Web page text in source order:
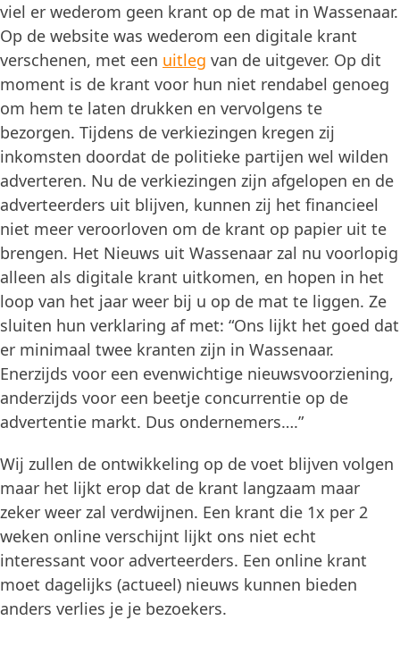
viel er wederom geen krant op de mat in Wassenaar.
Op de website was wederom een digitale krant
verschenen, met een uitleg van de uitgever. Op dit
moment is de krant voor hun niet rendabel genoeg
om hem te laten drukken en vervolgens te
bezorgen. Tijdens de verkiezingen kregen zij
inkomsten doordat de politieke partijen wel wilden
adverteren. Nu de verkiezingen zijn afgelopen en de
adverteerders uit blijven, kunnen zij het financieel
niet meer veroorloven om de krant op papier uit te
brengen. Het Nieuws uit Wassenaar zal nu voorlopig
alleen als digitale krant uitkomen, en hopen in het
loop van het jaar weer bij u op de mat te liggen. Ze
sluiten hun verklaring af met: “Ons lijkt het goed dat
er minimaal twee kranten zijn in Wassenaar.
Enerzijds voor een evenwichtige nieuwsvoorziening,
anderzijds voor een beetje concurrentie op de
advertentie markt. Dus ondernemers….”
Wij zullen de ontwikkeling op de voet blijven volgen
maar het lijkt erop dat de krant langzaam maar
zeker weer zal verdwijnen. Een krant die 1x per 2
weken online verschijnt lijkt ons niet echt
interessant voor adverteerders. Een online krant
moet dagelijks (actueel) nieuws kunnen bieden
anders verlies je je bezoekers.